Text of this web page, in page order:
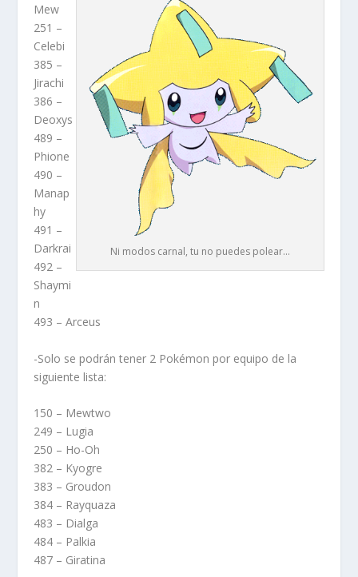
Ni modos carnal, tu no puedes polear...
Mew
251 –
Celebi
385 –
Jirachi
386 –
Deoxys
489 –
Phione
490 –
Manap
hy
491 –
Darkrai
492 –
Shaymi
n
493 – Arceus
-Solo se podrán tener 2 Pokémon por equipo de la
siguiente lista:
150 – Mewtwo
249 – Lugia
250 – Ho-Oh
382 – Kyogre
383 – Groudon
384 – Rayquaza
483 – Dialga
484 – Palkia
487 – Giratina